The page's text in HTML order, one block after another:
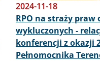
2024-11-18
RPO na straży praw
wykluczonych -
konferencji z okazji
Pełnomocnika